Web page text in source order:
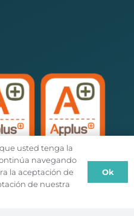
usted tenga la
navegando
la aceptación de
de nuestra
Ok